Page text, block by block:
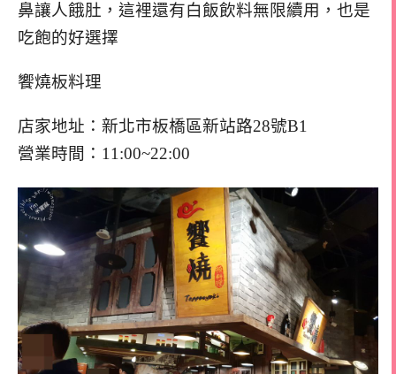
鼻讓人餓肚，這裡還有白飯飲料無限續用，也是
吃飽的好選擇
饗燒板料理
店家地址：新北市板橋區新站路28號B1
營業時間：11:00~22:00